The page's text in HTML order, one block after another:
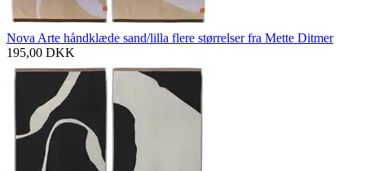
Nova Arte håndklæde sand/lilla flere størrelser fra Mette Ditmer
195,00 DKK